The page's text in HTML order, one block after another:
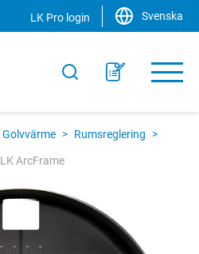
LK Pro login Svenska
Golvvärme > Rumsreglering >
LK ArcFrame